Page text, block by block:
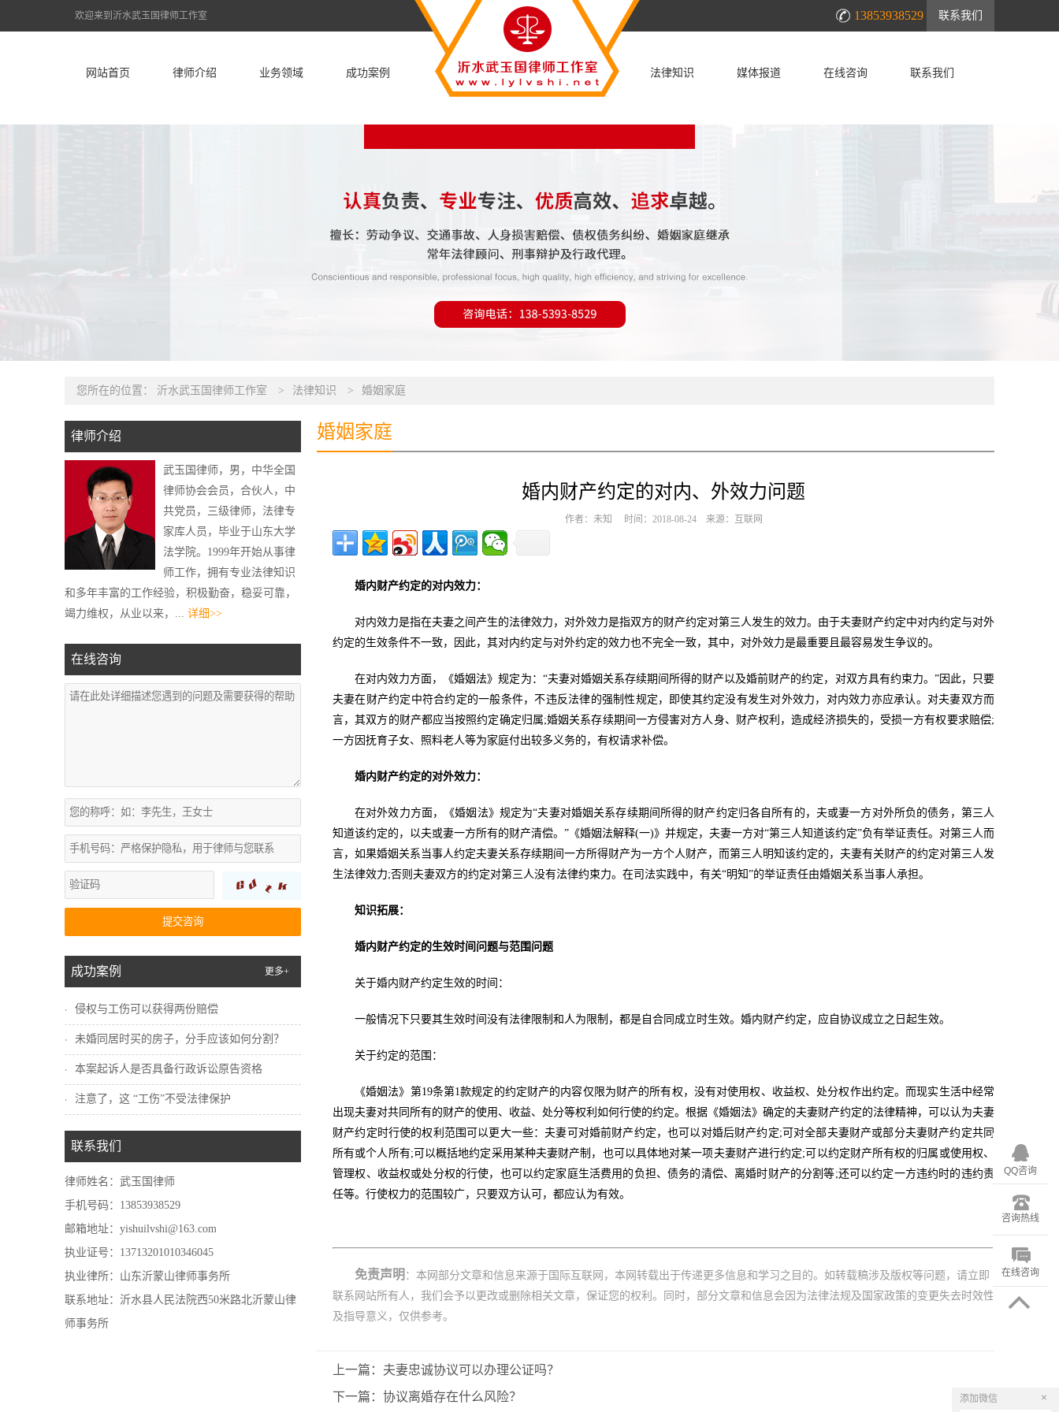
欢迎来到沂水武玉国律师工作室 13853938529 联系我们
网站首页 律师介绍 业务领域 成功案例 法律知识 媒体报道 在线咨询 联系我们
您所在的位置： 沂水武玉国律师工作室 > 法律知识 > 婚姻家庭
律师介绍
武玉国律师，男，中华全国
律师协会会员，合伙人，中
共党员，三级律师，法律专
家库人员，毕业于山东大学
法学院。1999年开始从事律
师工作，拥有专业法律知识
和多年丰富的工作经验，积极勤奋，稳妥可靠，
竭力维权，从业以来，... 详细>>
在线咨询
提交咨询
成功案例 更多+
侵权与工伤可以获得两份赔偿
未婚同居时买的房子，分手应该如何分割？
本案起诉人是否具备行政诉讼原告资格
注意了，这 “工伤”不受法律保护
联系我们
律师姓名：武玉国律师
手机号码：13853938529
邮箱地址：yishuilvshi@163.com
执业证号：13713201010346045
执业律所：山东沂蒙山律师事务所
联系地址：沂水县人民法院西50米路北沂蒙山律
师事务所
婚姻家庭
婚内财产约定的对内、外效力问题
作者：未知 时间：2018-08-24 来源：互联网
婚内财产约定的对内效力：
对内效力是指在夫妻之间产生的法律效力，对外效力是指双方的财产约定对第三人发生的效力。由于夫妻财产约定中对内约定与对外
约定的生效条件不一致，因此，其对内约定与对外约定的效力也不完全一致，其中，对外效力是最重要且最容易发生争议的。
在对内效力方面，《婚姻法》规定为：“夫妻对婚姻关系存续期间所得的财产以及婚前财产的约定，对双方具有约束力。”因此，只要
夫妻在财产约定中符合约定的一般条件，不违反法律的强制性规定，即使其约定没有发生对外效力，对内效力亦应承认。对夫妻双方而
言，其双方的财产都应当按照约定确定归属;婚姻关系存续期间一方侵害对方人身、财产权利，造成经济损失的，受损一方有权要求赔偿;
一方因抚育子女、照料老人等为家庭付出较多义务的，有权请求补偿。
婚内财产约定的对外效力：
在对外效力方面，《婚姻法》规定为“夫妻对婚姻关系存续期间所得的财产约定归各自所有的，夫或妻一方对外所负的债务，第三人
知道该约定的，以夫或妻一方所有的财产清偿。”《婚姻法解释(一)》并规定，夫妻一方对“第三人知道该约定”负有举证责任。对第三人而
言，如果婚姻关系当事人约定夫妻关系存续期间一方所得财产为一方个人财产，而第三人明知该约定的，夫妻有关财产的约定对第三人发
生法律效力;否则夫妻双方的约定对第三人没有法律约束力。在司法实践中，有关“明知”的举证责任由婚姻关系当事人承担。
知识拓展：
婚内财产约定的生效时间问题与范围问题
关于婚内财产约定生效的时间：
一般情况下只要其生效时间没有法律限制和人为限制，都是自合同成立时生效。婚内财产约定，应自协议成立之日起生效。
关于约定的范围：
《婚姻法》第19条第1款规定的约定财产的内容仅限为财产的所有权，没有对使用权、收益权、处分权作出约定。而现实生活中经常
出现夫妻对共同所有的财产的使用、收益、处分等权利如何行使的约定。根据《婚姻法》确定的夫妻财产约定的法律精神，可以认为夫妻
财产约定时行使的权利范围可以更大一些：夫妻可对婚前财产约定，也可以对婚后财产约定;可对全部夫妻财产或部分夫妻财产约定共同
所有或个人所有;可以概括地约定采用某种夫妻财产制，也可以具体地对某一项夫妻财产进行约定;可以约定财产所有权的归属或使用权、
管理权、收益权或处分权的行使，也可以约定家庭生活费用的负担、债务的清偿、离婚时财产的分割等;还可以约定一方违约时的违约责
任等。行使权力的范围较广，只要双方认可，都应认为有效。
免责声明 ：本网部分文章和信息来源于国际互联网，本网转载出于传递更多信息和学习之目的。如转载稿涉及版权等问题，请立即
联系网站所有人，我们会予以更改或删除相关文章，保证您的权利。同时，部分文章和信息会因为法律法规及国家政策的变更失去时效性
及指导意义，仅供参考。
上一篇：夫妻忠诚协议可以办理公证吗？
下一篇：协议离婚存在什么风险？
QQ咨询
咨询热线
在线咨询
添加微信 ×